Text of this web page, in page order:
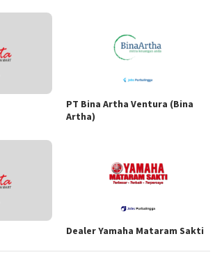
PT Bina Artha Ventura (Bina
Artha)
Dealer Yamaha Mataram Sakti